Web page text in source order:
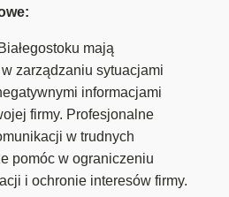
mają
zarządzaniu sytuacjami
informacjami
firmy. Profesjonalne
w trudnych
pomóc w ograniczeniu
i ochronie interesów firmy.